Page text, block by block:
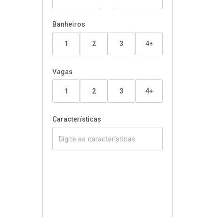
Banheiros
1 2 3 4+
Vagas
1 2 3 4+
Características